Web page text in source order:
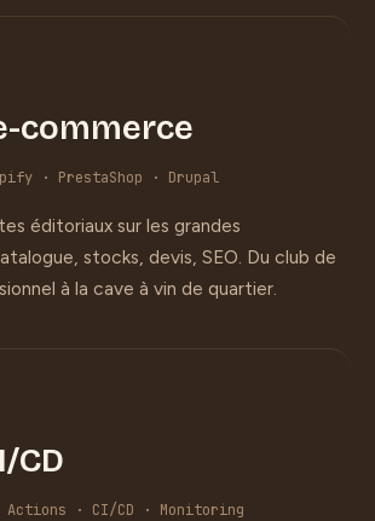
commerce
· PrestaShop · Drupal
éditoriaux sur les grandes
stocks, devis, SEO. Du club de
à la cave à vin de quartier.
CD
Actions · CI/CD · Monitoring